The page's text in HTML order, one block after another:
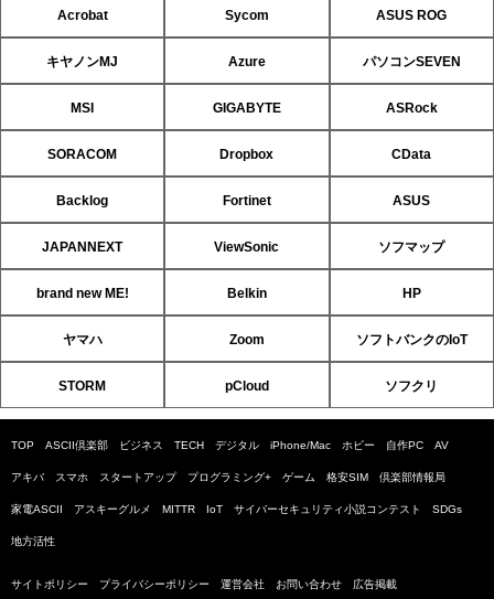
Acrobat Sycom ASUS ROG
キヤノンMJ Azure パソコンSEVEN
MSI GIGABYTE ASRock
SORACOM Dropbox CData
Backlog Fortinet ASUS
JAPANNEXT ViewSonic ソフマップ
brand new ME! Belkin HP
ヤマハ Zoom ソフトバンクのIoT
STORM pCloud ソフクリ
TOP ASCII倶楽部 ビジネス TECH デジタル iPhone/Mac ホビー 自作PC AV
アキバ スマホ スタートアップ プログラミング+ ゲーム 格安SIM 倶楽部情報局
家電ASCII アスキーグルメ MITTR IoT サイバーセキュリティ小説コンテスト SDGs
地方活性
サイトポリシー プライバシーポリシー 運営会社 お問い合わせ 広告掲載